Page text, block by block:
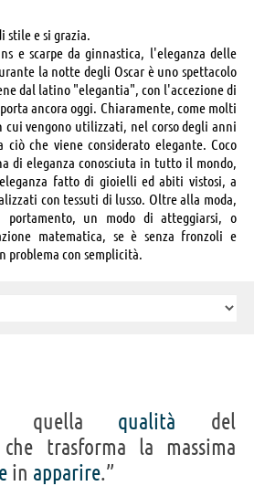
stile e si grazia.
e scarpe da ginnastica, l'eleganza delle
la notte degli Oscar è uno spettacolo
dal latino "elegantia", con l'accezione di
ancora oggi. Chiaramente, come molti
vengono utilizzati, nel corso degli anni
che viene considerato elegante. Coco
di eleganza conosciuta in tutto il mondo,
fatto di gioielli ed abiti vistosi, a
con tessuti di lusso. Oltre alla moda,
portamento, un modo di atteggiarsi, o
matematica, se è senza fronzoli e
problema con semplicità.
qualità del
che trasforma la massima
in apparire.”